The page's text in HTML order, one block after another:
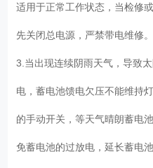
适用于正常工作状态，当检修
先关闭总电源，严禁带电维修
3.当出现连续阴雨天气，导致
电，蓄电池馈电欠压不能维持
的手动开关，等天气晴朗蓄电
免蓄电池的过放电，延长蓄电